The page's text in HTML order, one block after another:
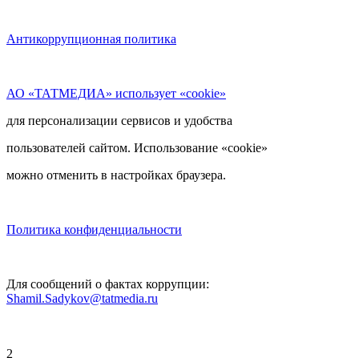
Антикоррупционная политика
АО «ТАТМЕДИА» использует «cookie»
для персонализации сервисов и удобства
пользователей сайтом. Использование «cookie»
можно отменить в настройках браузера.
Политика конфиденциальности
Для сообщений о фактах коррупции:
Shamil.Sadykov@tatmedia.ru
2